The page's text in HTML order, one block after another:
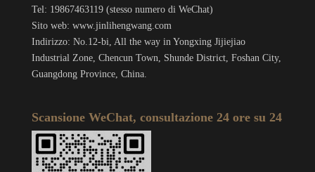
Tel: 19867463119 (stesso numero di WeChat)
Sito web: www.jinlihengwang.com
Indirizzo: No.12-bi, All the way in Yongxing Jijiejiao
Industrial Zone, Chencun Town, Shunde District, Foshan City,
Guangdong Province, China.
Scansione WeChat, consultazione 24 ore su 24